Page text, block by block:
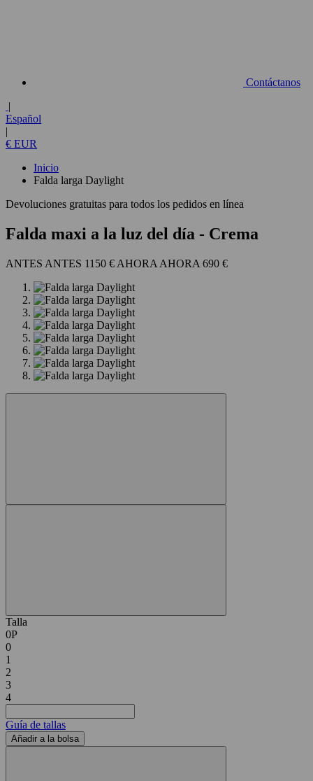
Contáctanos
|
Español
|
€ EUR
Inicio
Falda larga Daylight
Devoluciones gratuitas para todos los pedidos en línea
Falda maxi a la luz del día - Crema
1150 € 690 €
Talla
0P
0
1
2
3
4
Guía de tallas
Añadir a la bolsa